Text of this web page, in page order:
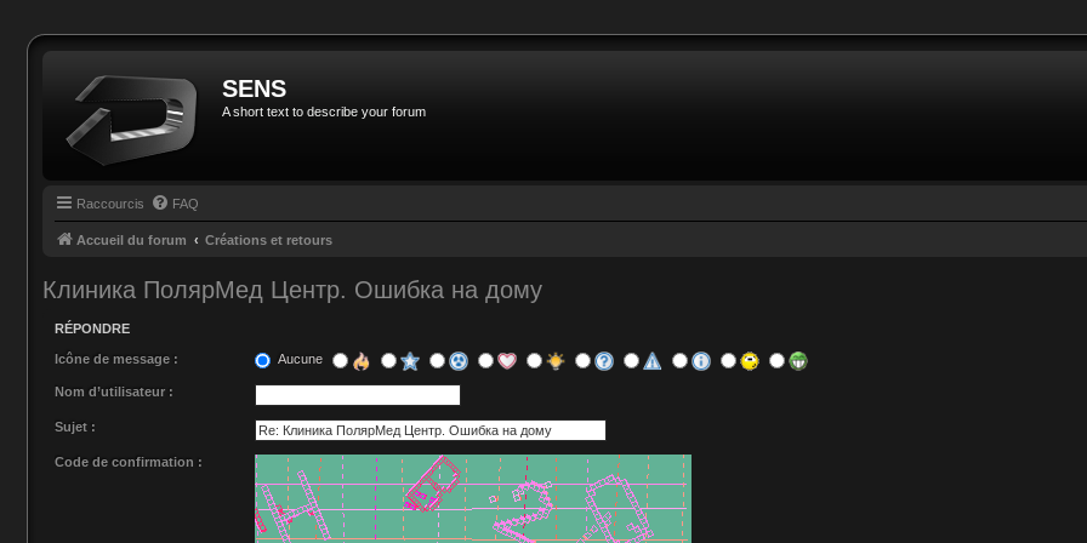
SENS
A short text to describe your forum
Raccourcis FAQ
Accueil du forum Créations et retours
Клиника ПолярМед Центр. Ошибка на дому
RÉPONDRE
Icône de message : Aucune
Nom d’utilisateur :
Sujet :
Code de confirmation :